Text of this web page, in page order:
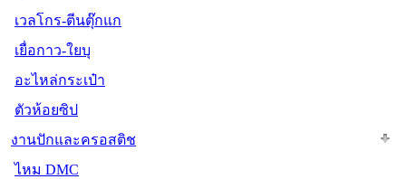
เวลโกร-ตีนตุ๊กแก
เยื่อกาว-ใยบุ
อะไหล่กระเป๋า
ตัวห้อยซิป
งานปักและครอสติช
ไหม DMC